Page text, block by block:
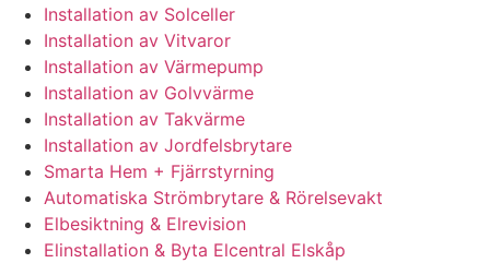
Installation av Solceller
Installation av Vitvaror
Installation av Värmepump
Installation av Golvvärme
Installation av Takvärme
Installation av Jordfelsbrytare
Smarta Hem + Fjärrstyrning
Automatiska Strömbrytare & Rörelsevakt
Elbesiktning & Elrevision
Elinstallation & Byta Elcentral Elskåp